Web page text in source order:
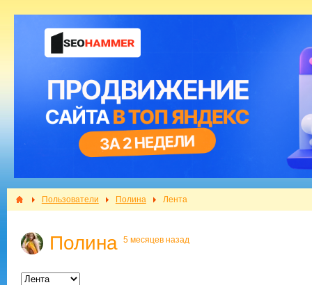
Пользователи Полина Лента
Полина 5 месяцев назад